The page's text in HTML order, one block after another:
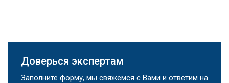
Доверься экспертам
Заполните форму, мы свяжемся с Вами и ответим на